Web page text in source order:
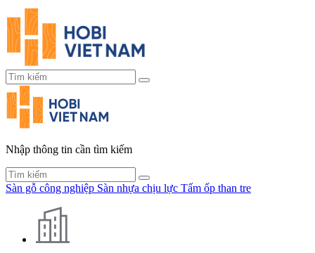
Nhập thông tin cần tìm kiếm
Sàn gỗ công nghiệp Sàn nhựa chịu lực Tấm ốp than tre